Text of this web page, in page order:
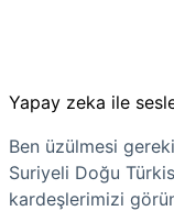
Yapay zeka ile
Ben üzülmesi
Suriyeli Doğu
kardeşlerimizi